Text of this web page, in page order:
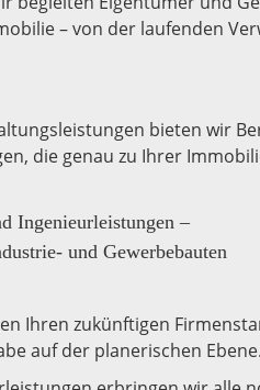
– von der laufenden
bieten wir
die genau zu Ihrer
Ingenieurleistungen –
und Gewerbebauten
Ihren zukünftigen
auf der planerischen Ebene.